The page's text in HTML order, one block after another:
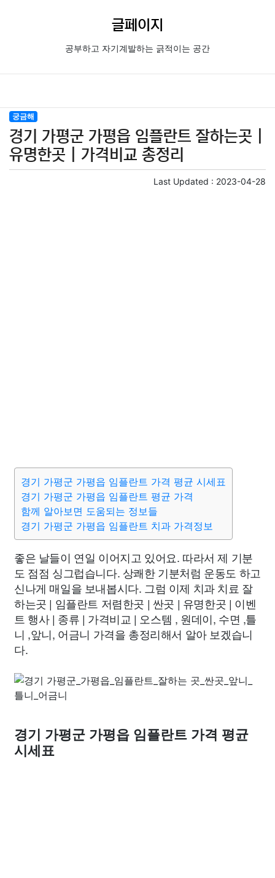
글페이지
공부하고 자기계발하는 긁적이는 공간
궁금해
경기 가평군 가평읍 임플란트 잘하는곳 |
유명한곳 | 가격비교 총정리
Last Updated : 2023-04-28
경기 가평군 가평읍 임플란트 가격 평균 시세표
경기 가평군 가평읍 임플란트 평균 가격
함께 알아보면 도움되는 정보들
경기 가평군 가평읍 임플란트 치과 가격정보
좋은 날들이 연일 이어지고 있어요. 따라서 제 기분
도 점점 싱그럽습니다. 상쾌한 기분처럼 운동도 하고
신나게 매일을 보내봅시다. 그럼 이제 치과 치료 잘
하는곳 | 임플란트 저렴한곳 | 싼곳 | 유명한곳 | 이벤
트 행사 | 종류 | 가격비교 | 오스템 , 원데이, 수면 ,틀
니 ,앞니, 어금니 가격을 총정리해서 알아 보겠습니
다.
경기 가평군 가평읍 임플란트 가격 평균
시세표